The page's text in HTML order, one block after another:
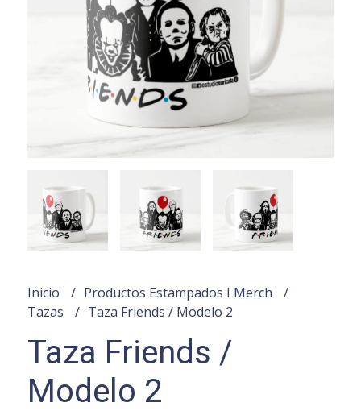
Inicio
Productos Estampados I Merch
Tazas
Taza Friends / Modelo 2
Taza Friends /
Modelo 2